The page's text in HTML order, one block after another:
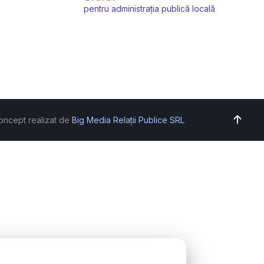
pentru administrația publică locală
realizat de Big Media Relații Publice SRL